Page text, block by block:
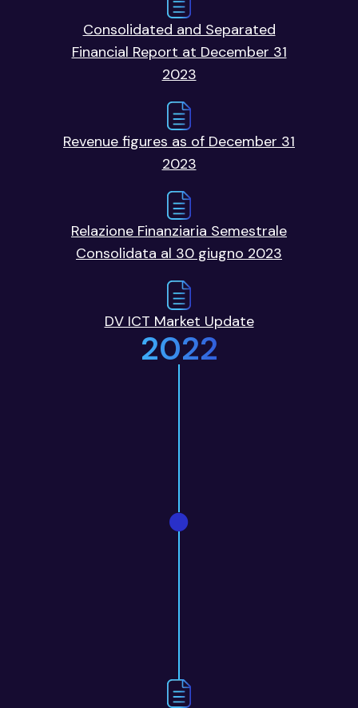
Consolidated and Separated
Financial Report at December 31
2023
Revenue figures as of December 31
2023
Relazione Finanziaria Semestrale
Consolidata al 30 giugno 2023
DV ICT Market Update
2022